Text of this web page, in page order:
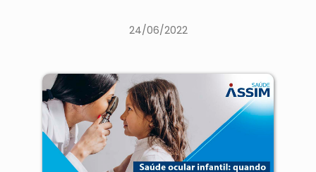
24/06/2022